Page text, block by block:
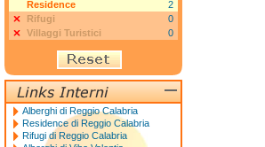
Residence
2
Rifugi
0
Villaggi Turistici
0
Alberghi di Reggio Calabria
Residence di Reggio Calabria
Rifugi di Reggio Calabria